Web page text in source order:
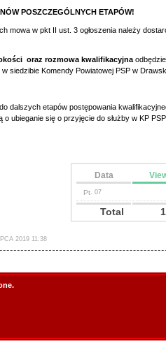
POSZCZEGÓLNYCH ETAPÓW!
mowa w pkt II ust. 3 ogłoszenia należy
oraz rozmowa kwalifikacyjna
w siedzibie Komendy Powiatowej PSP w
dalszych etapów postępowania
ubieganie się o przyjęcie do służby w KP
Data
Total
Pt. 07
2019 11:38